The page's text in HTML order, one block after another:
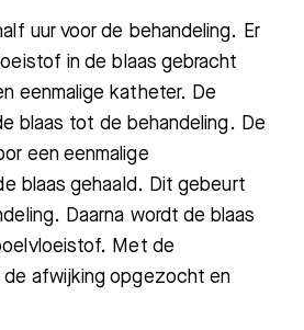
uur voor de behandeling. Er
in de blaas gebracht
eenmalige katheter. De
blaas tot de behandeling. De
een eenmalige
blaas gehaald. Dit gebeurt
Daarna wordt de blaas
Met de
afwijking opgezocht en